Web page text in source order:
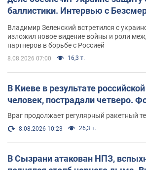
баллистики. Интервью с
Владимир Зеленский встретился с
изложил новое видение войны и роли
партнеров в борьбе с Россией
8.08.2026 07:00 16,3 т.
В Киеве в результате
человек, пострадали четверо.
Враг продолжает регулярный ракетный
8.08.2026 10:23 26,3 т.
В Сызрани атакован НПЗ,